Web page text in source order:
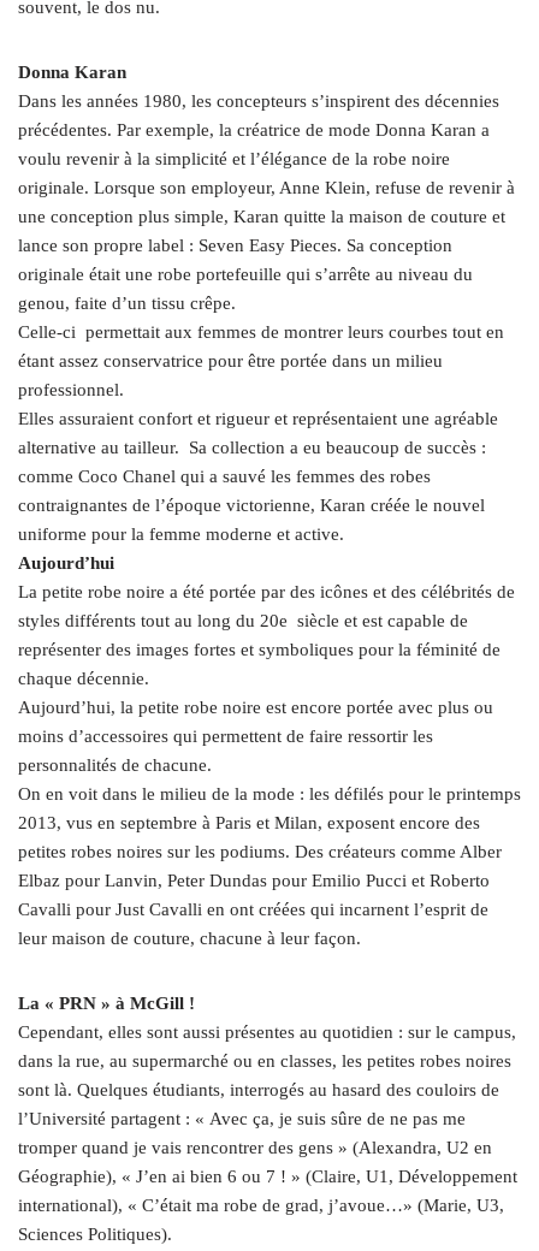
souvent, le dos nu.
Donna Karan
Dans les années 1980, les concepteurs s’inspirent des décennies
précédentes. Par exemple, la créatrice de mode Donna Karan a
voulu revenir à la simplicité et l’élégance de la robe noire
originale. Lorsque son employeur, Anne Klein, refuse de revenir à
une conception plus simple, Karan quitte la maison de couture et
lance son propre label : Seven Easy Pieces. Sa conception
originale était une robe portefeuille qui s’arrête au niveau du
genou, faite d’un tissu crêpe.
Celle-ci permettait aux femmes de montrer leurs courbes tout en
étant assez conservatrice pour être portée dans un milieu
professionnel.
Elles assuraient confort et rigueur et représentaient une agréable
alternative au tailleur. Sa collection a eu beaucoup de succès :
comme Coco Chanel qui a sauvé les femmes des robes
contraignantes de l’époque victorienne, Karan créée le nouvel
uniforme pour la femme moderne et active.
Aujourd’hui
La petite robe noire a été portée par des icônes et des célébrités de
styles différents tout au long du 20e siècle et est capable de
représenter des images fortes et symboliques pour la féminité de
chaque décennie.
Aujourd’hui, la petite robe noire est encore portée avec plus ou
moins d’accessoires qui permettent de faire ressortir les
personnalités de chacune.
On en voit dans le milieu de la mode : les défilés pour le printemps
2013, vus en septembre à Paris et Milan, exposent encore des
petites robes noires sur les podiums. Des créateurs comme Alber
Elbaz pour Lanvin, Peter Dundas pour Emilio Pucci et Roberto
Cavalli pour Just Cavalli en ont créées qui incarnent l’esprit de
leur maison de couture, chacune à leur façon.
La « PRN » à McGill !
Cependant, elles sont aussi présentes au quotidien : sur le campus,
dans la rue, au supermarché ou en classes, les petites robes noires
sont là. Quelques étudiants, interrogés au hasard des couloirs de
l’Université partagent : « Avec ça, je suis sûre de ne pas me
tromper quand je vais rencontrer des gens » (Alexandra, U2 en
Géographie), « J’en ai bien 6 ou 7 ! » (Claire, U1, Développement
international), « C’était ma robe de grad, j’avoue…» (Marie, U3,
Sciences Politiques).